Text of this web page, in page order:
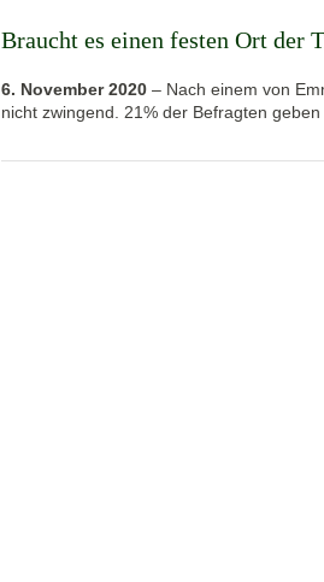
Braucht es einen festen Ort der
6. November 2020 – Nach einem von
nicht zwingend. 21% der Befragten